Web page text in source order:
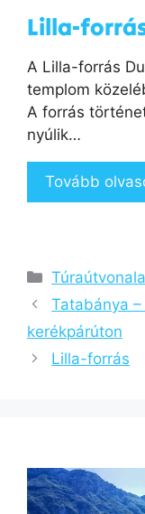
Lilla-
A Lilla-forrás
templom
A forrás
nyúlik…
Tovább
Kategória
Tatabánya
kerékpárúton
Lilla-forrás